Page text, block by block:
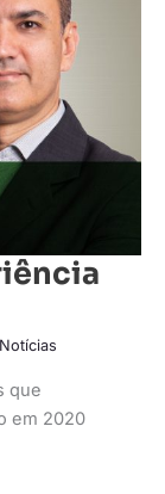
que
em 2020